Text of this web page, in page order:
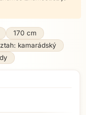
170 cm
kamarádský